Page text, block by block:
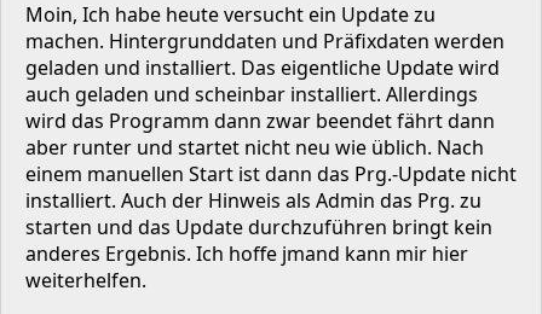
Moin, Ich habe heute versucht ein Update zu
machen. Hintergrunddaten und Präfixdaten werden
geladen und installiert. Das eigentliche Update wird
auch geladen und scheinbar installiert. Allerdings
wird das Programm dann zwar beendet fährt dann
aber runter und startet nicht neu wie üblich. Nach
einem manuellen Start ist dann das Prg.-Update nicht
installiert. Auch der Hinweis als Admin das Prg. zu
starten und das Update durchzuführen bringt kein
anderes Ergebnis. Ich hoffe jmand kann mir hier
weiterhelfen.